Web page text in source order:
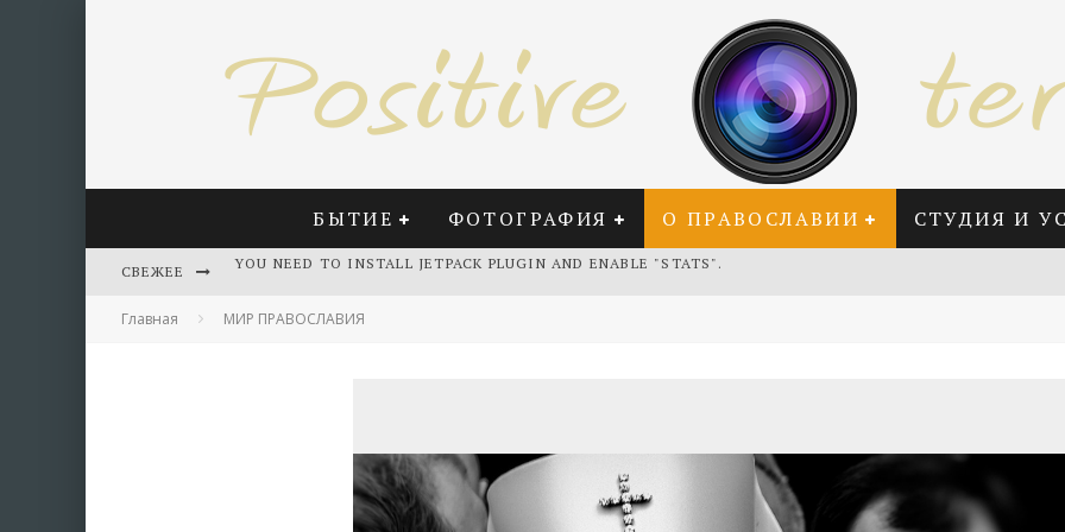
БЫТИЕ ФОТОГРАФИЯ О ПРАВОСЛАВИИ СТУДИЯ И
СВЕЖЕЕ YOU NEED TO INSTALL JETPACK PLUGIN AND ENABLE "STATS".
Главная МИР ПРАВОСЛАВИЯ